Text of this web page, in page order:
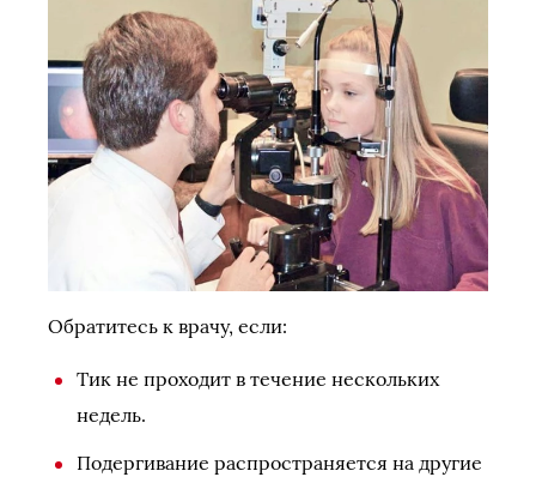
Обратитесь к врачу, если:
Тик не проходит в течение нескольких
недель.
Подергивание распространяется на другие